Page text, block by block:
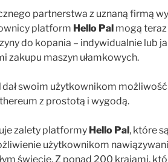
partnerstwa z uznaną firmą
platform Hello Palmogą teraz
do kopania – indywidualnie lub
zakupu maszyn ułamkowych.
dał swoim użytkownikom
z prostotą i wygodą.
zalety platformy Hello Pal, które
użytkownikom
świecie. Z ponad 200 krajami,